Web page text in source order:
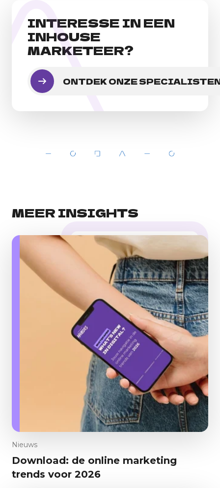
INTERESSE IN EEN
INHOUSE
MARKETEER?
ONTDEK ONZE
MEER INSIGHTS
Nieuws
Download: de online marketing
trends voor 2026